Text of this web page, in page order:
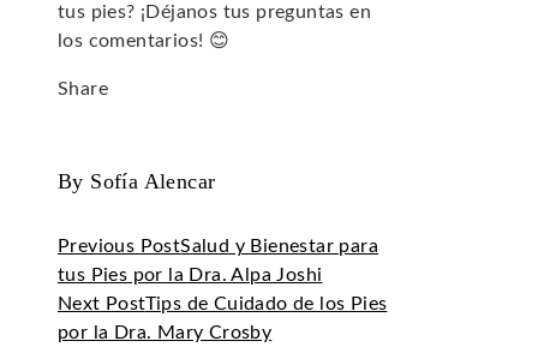
tus pies? ¡Déjanos tus preguntas en
los comentarios! 😊
Share
By Sofía Alencar
Previous PostSalud y Bienestar para
tus Pies por la Dra. Alpa Joshi
Next PostTips de Cuidado de los Pies
por la Dra. Mary Crosby